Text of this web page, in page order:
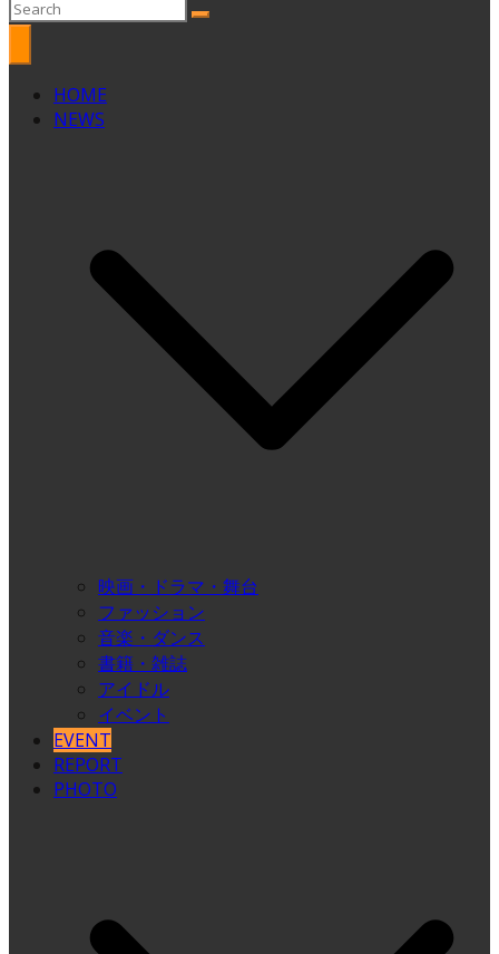
HOME
NEWS
映画・ドラマ・舞台
ファッション
音楽・ダンス
書籍・雑誌
アイドル
イベント
EVENT
REPORT
PHOTO